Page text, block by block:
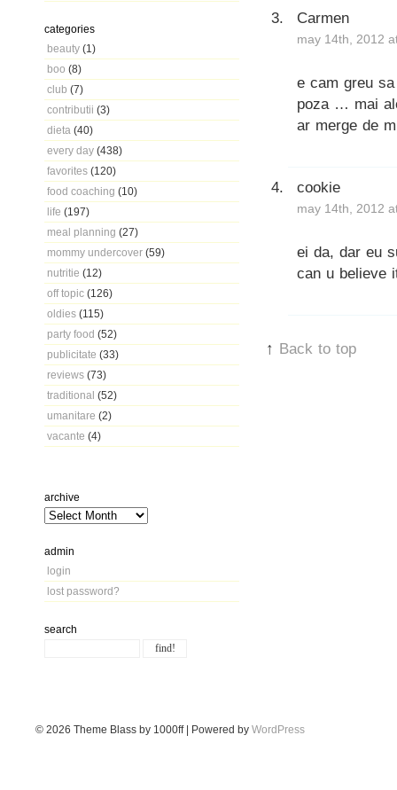
categories
beauty (1)
boo (8)
club (7)
contributii (3)
dieta (40)
every day (438)
favorites (120)
food coaching (10)
life (197)
meal planning (27)
mommy undercover (59)
nutritie (12)
off topic (126)
oldies (115)
party food (52)
publicitate (33)
reviews (73)
traditional (52)
umanitare (2)
vacante (4)
archive
admin
login
lost password?
search
Carmen
may 14th, 2012
e cam greu
poza … mai
ar merge de
cookie
may 14th, 2012
ei da, dar eu
can u believe
↑ Back to top
© 2026 Theme Blass by 1000ff | Powered by WordPress